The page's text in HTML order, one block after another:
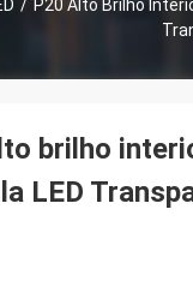
/ P20 Alto Brilho
brilho
LED